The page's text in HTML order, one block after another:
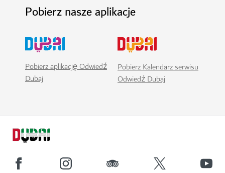
Pobierz nasze aplikacje
Pobierz aplikację Odwiedź
Dubaj
Pobierz Kalendarz serwisu
Odwiedź Dubaj